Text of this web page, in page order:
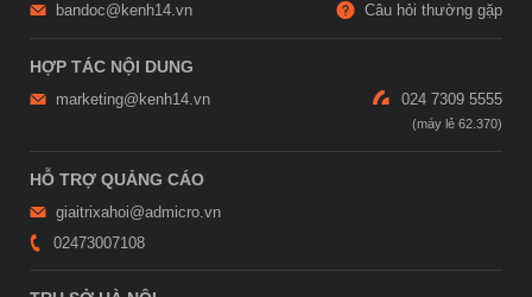
bandoc@kenh14.vn Câu hỏi thường gặp
HỢP TÁC NỘI DUNG
marketing@kenh14.vn 024 7309 5555
HỖ TRỢ QUẢNG CÁO
giaitrixahoi@admicro.vn
02473007108